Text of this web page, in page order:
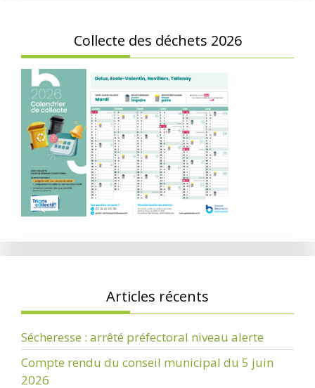
Collecte des déchets 2026
Articles récents
Sécheresse : arrêté préfectoral niveau alerte
Compte rendu du conseil municipal du 5 juin
2026